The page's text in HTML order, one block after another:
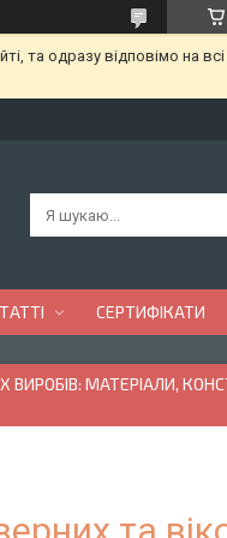
та одразу відповімо на
СЕРТИФІКАТИ
МАТЕРІАЛИ,